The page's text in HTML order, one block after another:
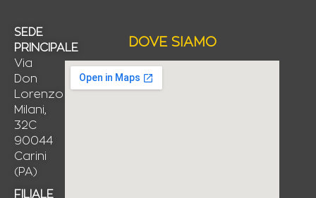
SEDE
PRINCIPALE
Via
Don
Lorenzo
Milani,
32C
90044
Carini
(PA)
FILIALE
DOVE SIAMO